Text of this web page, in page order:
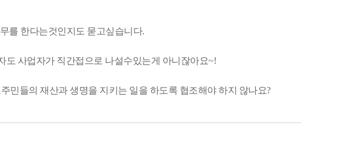
를 한다는것인지도 묻고싶습니다.
도 사업자가 직간접으로 나설수있는게 아니잖아요~!
민들의 재산과 생명을 지키는 일을 하도록 협조해야 하지 않나요?